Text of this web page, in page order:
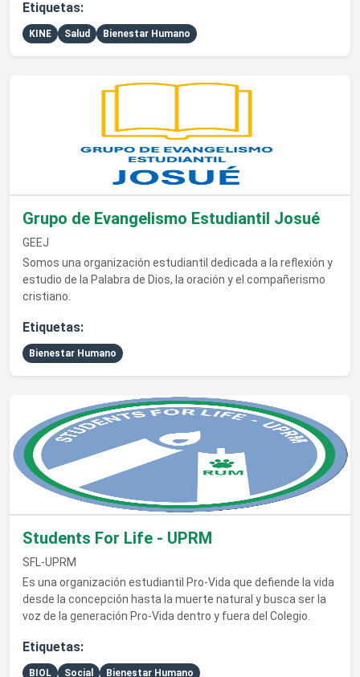
Etiquetas:
KINE Salud Bienestar Humano
Ver detalles de Grupo de Evangelismo Estudiantil Josué
Grupo de Evangelismo Estudiantil Josué
GEEJ
Somos una organización estudiantil dedicada a la reflexión y
estudio de la Palabra de Dios, la oración y el compañerismo
cristiano.
Etiquetas:
Bienestar Humano
Ver detalles de Students For Life - UPRM
Students For Life - UPRM
SFL-UPRM
Es una organización estudiantil Pro-Vida que defiende la vida
desde la concepción hasta la muerte natural y busca ser la
voz de la generación Pro-Vida dentro y fuera del Colegio.
Etiquetas:
BIOL Social Bienestar Humano